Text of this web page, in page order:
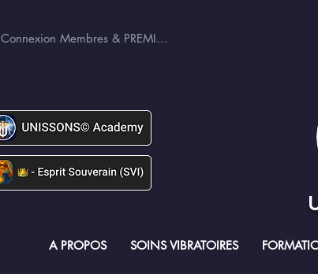
Connexion Membres & PREMIUM
A PROPOS SOINS VIBRATOIRES